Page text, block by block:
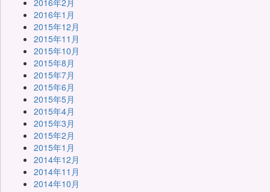
2016年2月
2016年1月
2015年12月
2015年11月
2015年10月
2015年8月
2015年7月
2015年6月
2015年5月
2015年4月
2015年3月
2015年2月
2015年1月
2014年12月
2014年11月
2014年10月